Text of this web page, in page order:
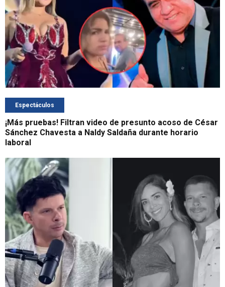
Espectáculos
¡Más pruebas! Filtran video de presunto acoso de César
Sánchez Chavesta a Naldy Saldaña durante horario
laboral